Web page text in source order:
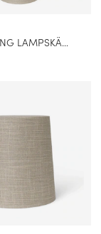
ECLIPSE LONG LAMPSKÄRM SAND